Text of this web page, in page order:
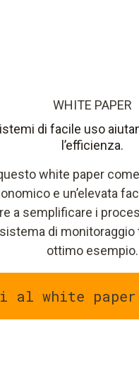
WHITE PAPER
di facile uso
l’efficienza.
white paper
e un’elevata
a semplificare i
di monitoraggio
ottimo esempio.
al white paper